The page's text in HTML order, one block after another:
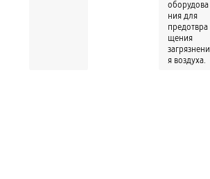
оборудова
ния для
предотвра
щения
загрязнени
я воздуха.